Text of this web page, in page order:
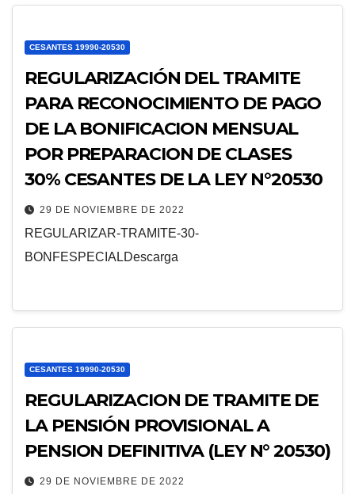
CESANTES 19990-20530
REGULARIZACIÓN DEL TRAMITE
PARA RECONOCIMIENTO DE PAGO
DE LA BONIFICACION MENSUAL
POR PREPARACION DE CLASES
30% CESANTES DE LA LEY N°20530
29 DE NOVIEMBRE DE 2022
REGULARIZAR-TRAMITE-30-
BONFESPECIALDescarga
CESANTES 19990-20530
REGULARIZACION DE TRAMITE DE
LA PENSIÓN PROVISIONAL A
PENSION DEFINITIVA (LEY N° 20530)
29 DE NOVIEMBRE DE 2022